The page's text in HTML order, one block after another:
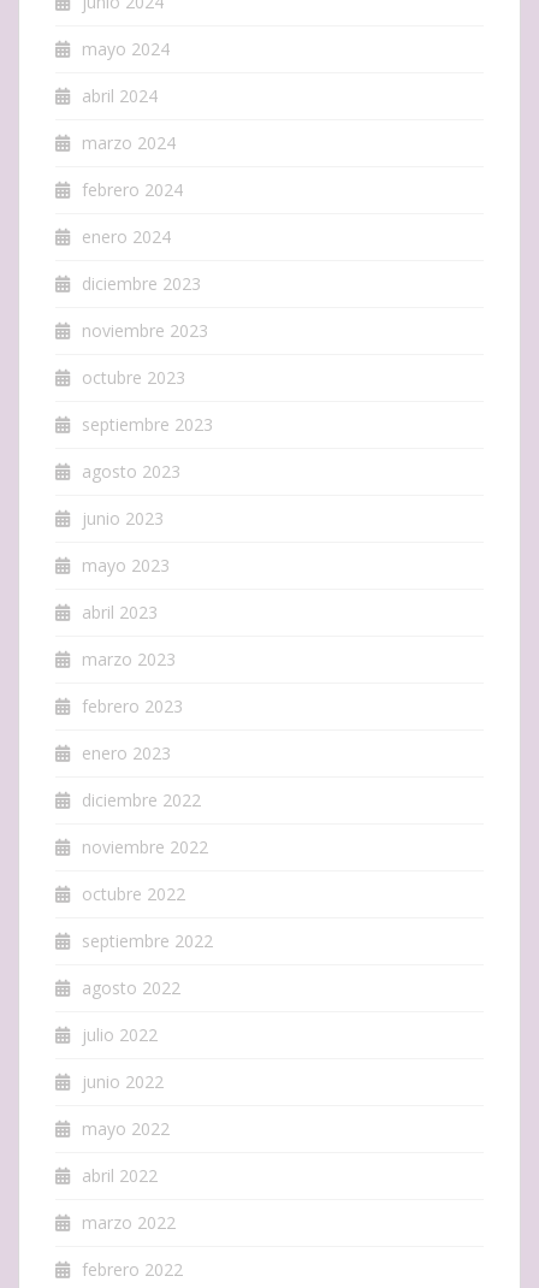
mayo 2024
abril 2024
marzo 2024
febrero 2024
enero 2024
diciembre 2023
noviembre 2023
octubre 2023
septiembre 2023
agosto 2023
junio 2023
mayo 2023
abril 2023
marzo 2023
febrero 2023
enero 2023
diciembre 2022
noviembre 2022
octubre 2022
septiembre 2022
agosto 2022
julio 2022
junio 2022
mayo 2022
abril 2022
marzo 2022
febrero 2022